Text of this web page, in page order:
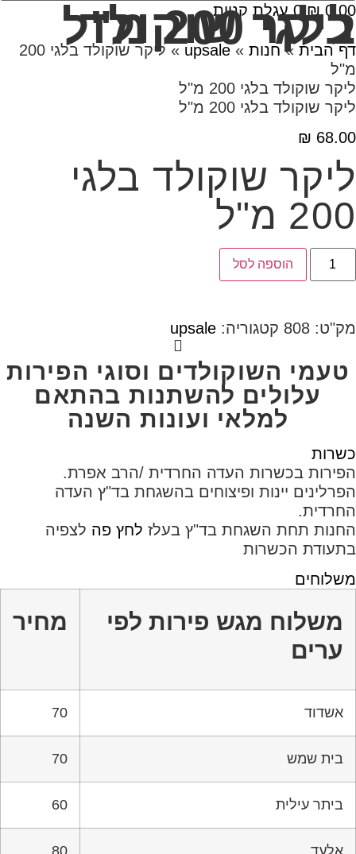
₪0.00
0 עגלת קניות
ליקר שוקולד בלגי 200 מ"ל
דף הבית » חנות »
upsale
»
ליקר שוקולד בלגי 200
מ"ל
ליקר שוקולד בלגי 200 מ"ל
ליקר שוקולד בלגי 200 מ"ל
₪ 68.00
ליקר שוקולד בלגי
200 מ"ל
כמות
ליקר
בלגי
200
הוספה לסל
מק"ט: 808 קטגוריה: upsale
טעמי השוקולדים וסוגי הפירות
עלולים להשתנות בהתאם
למלאי ועונות השנה
כשרות
הפירות בכשרות העדה החרדית /הרב אפרת.
הפרלינים יינות ופיצוחים בהשגחת בד"ץ העדה
החרדית.
החנות תחת השגחת בד"ץ בעלז לחץ פה לצפיה
בתעודת הכשרות
משלוחים
משלוח מגש פירות לפי
ערים
מחיר
אשדוד 70
בית שמש 70
ביתר עילית 60